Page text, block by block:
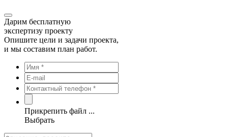
Дарим бесплатную
экспертизу проекту
Опишите цели и задачи проекта,
и мы составим план работ.
Прикрепить файл ...
Выбрать